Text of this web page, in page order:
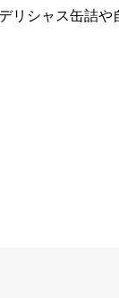
シャス缶詰や